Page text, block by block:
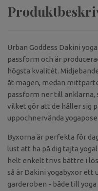
Urban Goddess Dakini
passform och är
högsta kvalitét.
åt magen, medan
passform ner till anklarna,
vilket gör att de håller sig
uppochnervända
Byxorna är perfekta för
lust att ha på dig tajta
helt enkelt trivs bättre i
så är Dakini yogabyxor
garderoben - både till